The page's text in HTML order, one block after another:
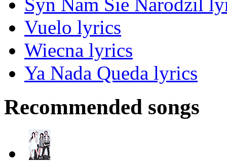
Syn Nam Sie Narodzil
Vuelo lyrics
Wiecna lyrics
Ya Nada Queda lyrics
Recommended songs